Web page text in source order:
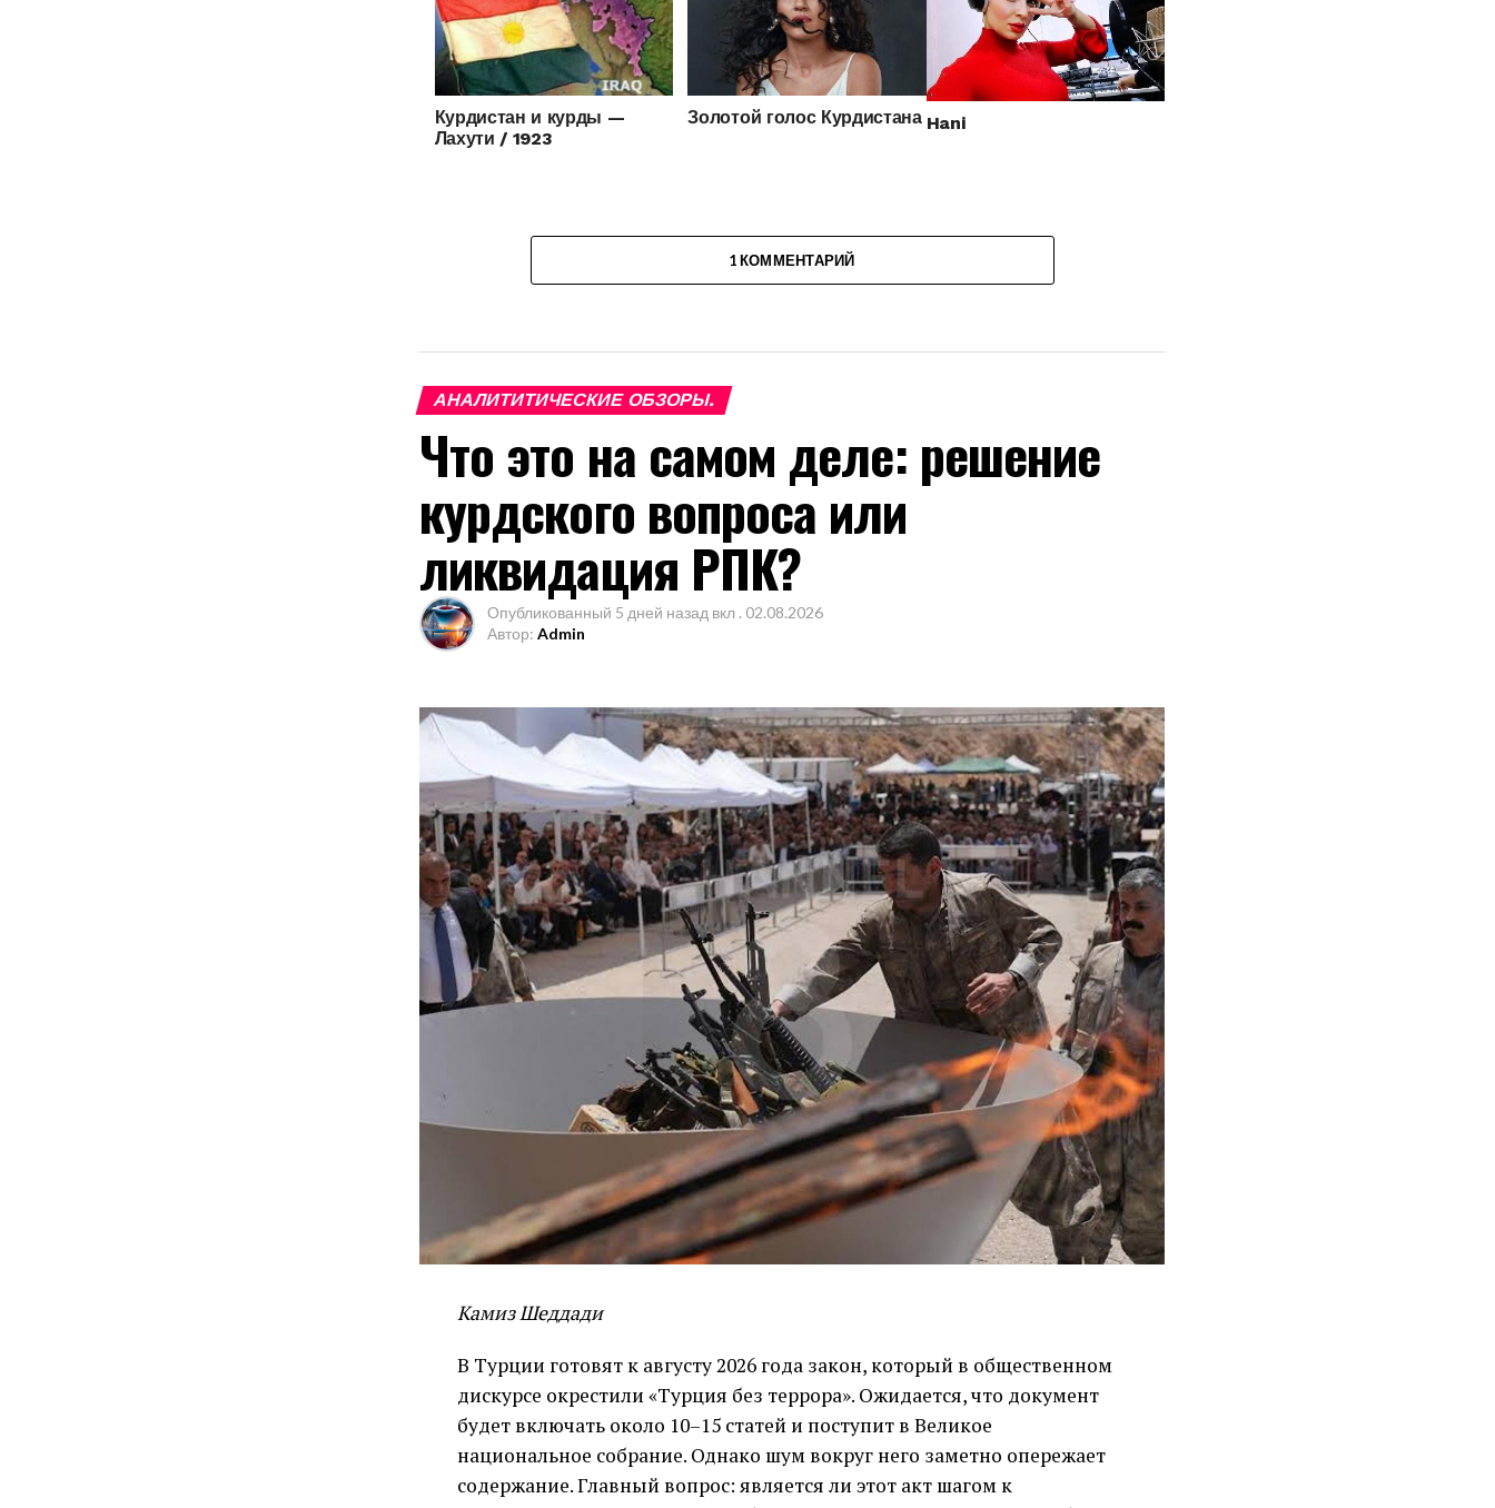
Курдистан и курды —
Лахути / 1923
Золотой голос Курдистана Hani
1 КОММЕНТАРИЙ
АНАЛИТИТИЧЕСКИЕ ОБЗОРЫ.
Что это на самом деле: решение
курдского вопроса или
ликвидация РПК?
Опубликованный 5 дней назад вкл . 02.08.2026
Автор: Admin
Камиз Шеддади
В Турции готовят к августу 2026 года закон, который в общественном
дискурсе окрестили «Турция без террора». Ожидается, что документ
будет включать около 10–15 статей и поступит в Великое
национальное собрание. Однако шум вокруг него заметно опережает
содержание. Главный вопрос: является ли этот акт шагом к